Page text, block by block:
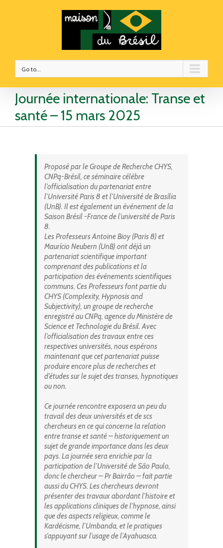
Go to...
Journée internationale: Transe et
santé – 15 mars 2025
Proposé par le Groupe de Recherche CHYS,
CNPq-Brésil, ce séminaire célèbre
l’officialisation du partenariat entre
l’Université Paris 8 et l’Université de Brasília
(UnB). Il est également un événement de la
Saison Brésil -France de l’université de Paris
8.
Les Professeurs Antoine Bioy (Paris 8) et
Maurício Neubern (UnB) ont déjà un
partenariat scientifique important
comprenant des publications et la
participation des événements scientifiques
communs. Ces Professeurs font partie du
CHYS (Complexity, Hypnosis and
Subjectivity), un groupe de recherche
enregistré au CNPq, agence du Ministère de
Science et Technologie du Brésil. Avec
l’officialisation des travaux entre ces
respectives universités, nous espérons
maintenant que cet partenariat puisse
produire encore plus de recherches et
d’études sur le sujet des transes, hypnotiques
ou non.
Ce journée rencontre exposera un peu du
travail des deux universités et de scs
chercheurs en ce qui concerne la relation
entre transe et santé – historiquement un
sujet de grande importance dans les deux
pays. La journée sera enrichie par la
participation de l’Université de São Paulo,
donc le chercheur – Pr Bairrão – fait partie
aussi du CHYS. Les chercheurs devront
présenter des travaux abordant l’histoire et
les applications cliniques de l’hypnose, ainsi
que des aspects religieux, comme le
Kardécisme, l’Umbanda, et le pratiques
s’appuyant sur l’usage de l’Ayahuasca.